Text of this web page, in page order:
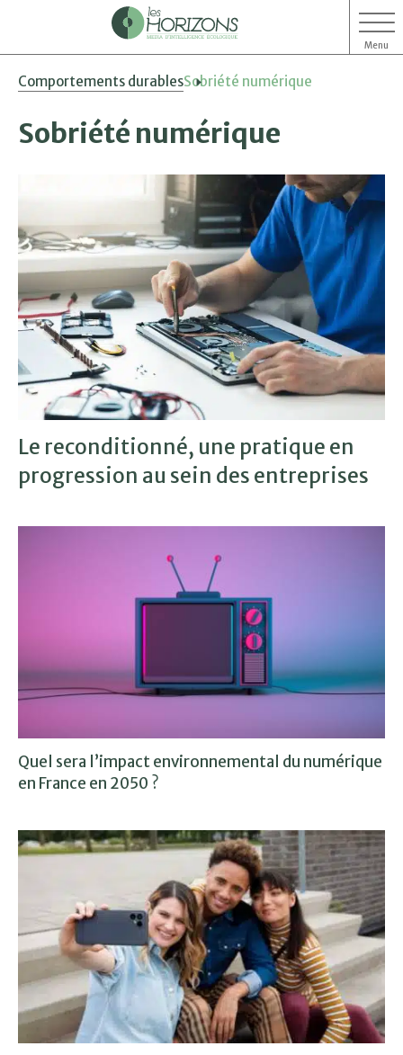
Aller
Aller
Menu
Comportements durablesSobriété numérique
Sobriété numérique
Le reconditionné, une pratique en
progression au sein des entreprises
Quel sera l’impact environnemental du numérique
en France en 2050 ?